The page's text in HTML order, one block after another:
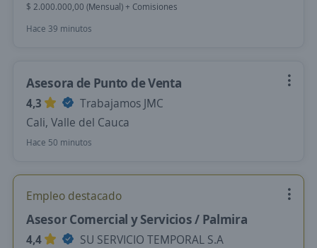
$ 2.000.000,00 (Mensual) + Comisiones
Hace 39 minutos
Asesora de Punto de Venta
4,3
Trabajamos JMC
Cali, Valle del Cauca
Hace 50 minutos
Empleo destacado
Asesor Comercial y Servicios / Palmira
4,4
SU SERVICIO TEMPORAL S.A